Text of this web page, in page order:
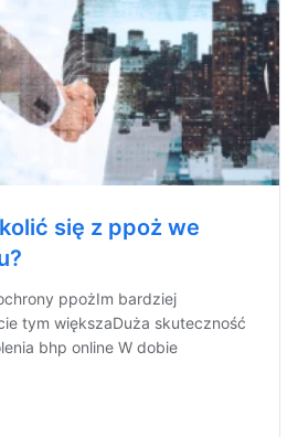
się z ppoż we
ppożIm bardziej
tym większaDuża skuteczność
bhp online W dobie